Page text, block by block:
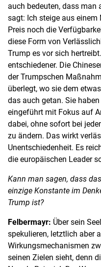
auch bedeuten, dass man
sagt: Ich steige aus einem
Preis noch die
diese Form von
Trump es vor sich
entschiedener. Die
der Trumpschen
überlegt, wo sie dem
das auch getan. Sie
eingeführt mit Fokus auf
dabei, ohne sofort bei
zu ändern. Das wirkt
Unentschiedenheit. Es
die europäischen Leader
Kann man sagen, dass
einzige Konstante im
Trump ist?
Felbermayr: Über sein
spekulieren, letztlich aber
Wirkungsmechanismen
seinen Zielen sieht, denn